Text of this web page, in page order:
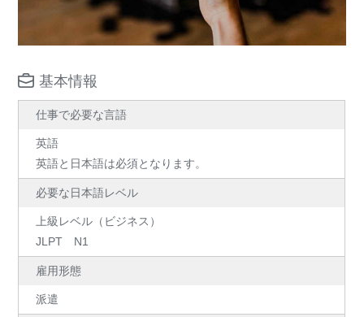
基本情報
仕事で必要な言語
英語
英語と日本語は必須となります。
必要な日本語レベル
上級レベル（ビジネス）
JLPT N1
雇用形態
派遣